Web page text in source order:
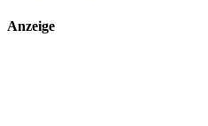
Anzeige